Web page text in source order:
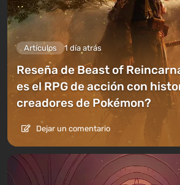
Artículos 1 día atrás
Reseña de Beast of
es el RPG de acción con
creadores de Pokémon?
Dejar un comentario